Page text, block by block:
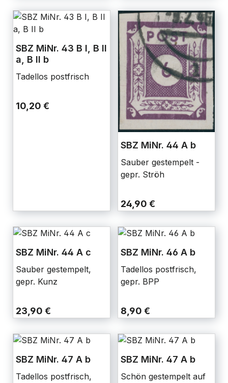
SBZ MiNr. 43 B I, B II
a, B II b
Tadellos postfrisch
10,20 €
SBZ MiNr. 44 A b
Sauber gestempelt -
gepr. Ströh
24,90 €
SBZ MiNr. 44 A c
Sauber gestempelt,
gepr. Kunz
23,90 €
SBZ MiNr. 46 A b
Tadellos postfrisch,
gepr. BPP
8,90 €
SBZ MiNr. 47 A b
Tadellos postfrisch,
SBZ MiNr. 47 A b
Schön gestempelt auf